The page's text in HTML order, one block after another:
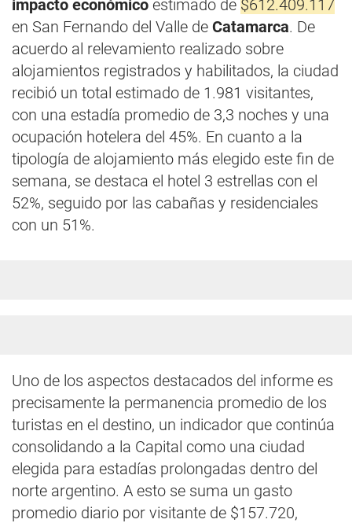
impacto económico estimado de $612.409.117
en San Fernando del Valle de Catamarca. De
acuerdo al relevamiento realizado sobre
alojamientos registrados y habilitados, la ciudad
recibió un total estimado de 1.981 visitantes,
con una estadía promedio de 3,3 noches y una
ocupación hotelera del 45%. En cuanto a la
tipología de alojamiento más elegido este fin de
semana, se destaca el hotel 3 estrellas con el
52%, seguido por las cabañas y residenciales
con un 51%.
Uno de los aspectos destacados del informe es
precisamente la permanencia promedio de los
turistas en el destino, un indicador que continúa
consolidando a la Capital como una ciudad
elegida para estadías prolongadas dentro del
norte argentino. A esto se suma un gasto
promedio diario por visitante de $157.720,